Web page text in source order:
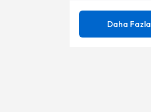
3D Schroth
Mezuniyet
Daha